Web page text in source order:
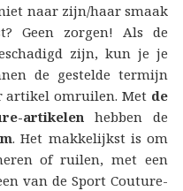
naar zijn/haar smaak
Geen zorgen! Als de
zijn, kun je je
de gestelde termijn
artikel omruilen. Met de
artikelen hebben de
. Het makkelijkst is om
of ruilen, met een
van de Sport Couture-